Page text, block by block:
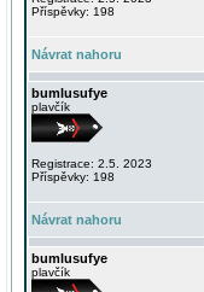
Příspěvky: 198
Návrat nahoru
bumlusufye
plavčík
Registrace: 2.5. 2023
Příspěvky: 198
Návrat nahoru
bumlusufye
plavčík